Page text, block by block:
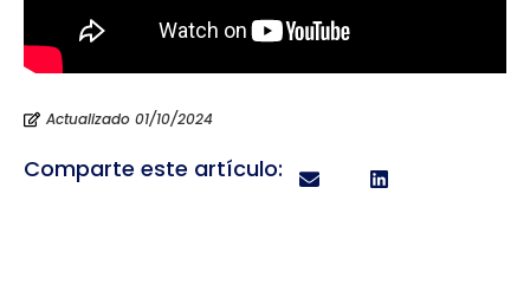
Actualizado 01/10/2024
Comparte este artículo: